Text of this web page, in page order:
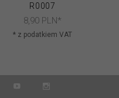
R0007
8,90 PLN*
* z podatkiem VAT